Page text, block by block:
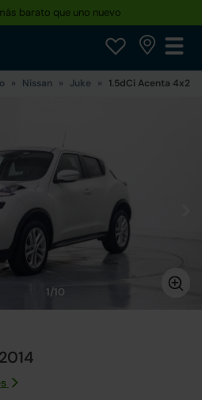
barato que uno nuevo
Nissan Juke 1.5dCi Acenta 4x2
1/10